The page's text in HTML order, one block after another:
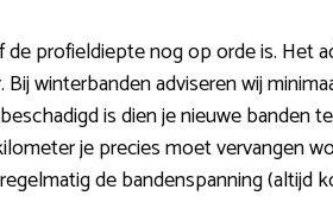
profieldiepte nog op orde is. Het
winterbanden adviseren wij
is dien je nieuwe banden
je precies moet vervangen
de bandenspanning (altijd